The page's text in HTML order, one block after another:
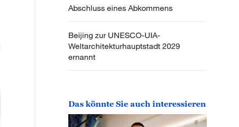
Abschluss eines Abkommens
Beijing zur UNESCO-UIA-
Weltarchitekturhauptstadt 2029
ernannt
Das könnte Sie auch interessieren